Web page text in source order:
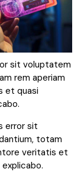
sit voluptatem
rem aperiam
et quasi
error sit
totam
veritatis et